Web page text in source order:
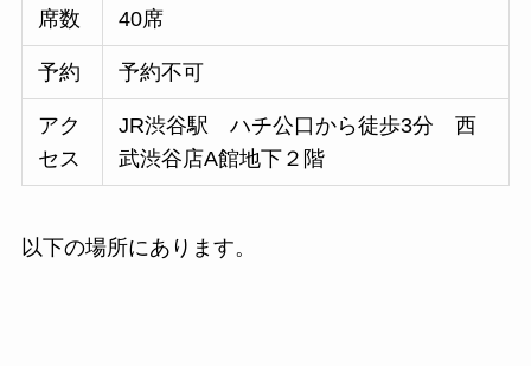
席数 40席
予約 予約不可
アク
セス
JR渋谷駅 ハチ公口から徒歩3分 西
武渋谷店A館地下２階
以下の場所にあります。